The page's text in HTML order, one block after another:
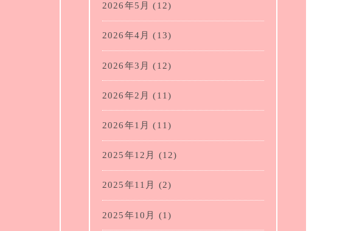
2026年5月 (12)
2026年4月 (13)
2026年3月 (12)
2026年2月 (11)
2026年1月 (11)
2025年12月 (12)
2025年11月 (2)
2025年10月 (1)